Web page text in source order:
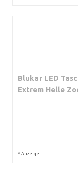
Blukar LED
Extrem Helle
* Anzeige